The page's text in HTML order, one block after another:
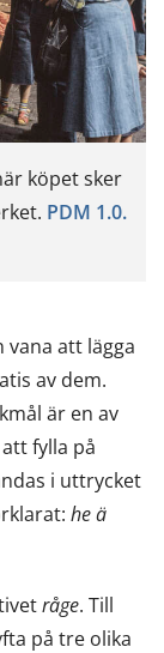
köpet sker
PDM 1.0.(du
att lägga
av dem.
är en av
fylla på
i uttrycket
he ä
råge. Till
på tre olika